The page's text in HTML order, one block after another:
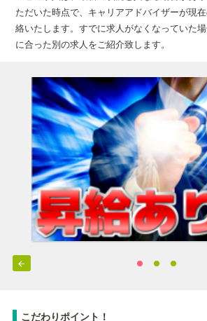
ただいた時点で、キャリアアドバイザーが現
絡いたします。すでに求人がなくなっていた
に合った別の求人をご紹介致します。

こだわりポイント！